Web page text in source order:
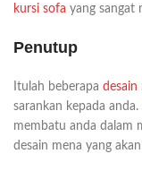
kursi sofa yang sangat
Penutup
Itulah beberapa desain
sarankan kepada
membatu anda dalam
desain mena yang